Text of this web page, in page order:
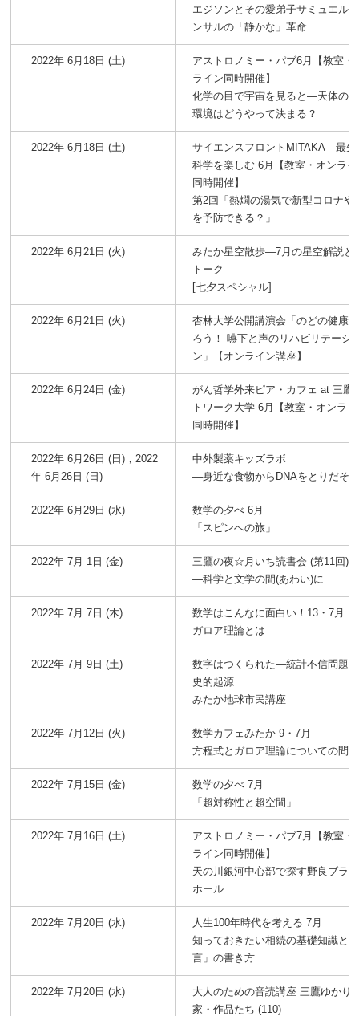
エジソンとその愛弟子サミュエル
ンサルの「静かな」革命
2022年 6月18日 (土)
アストロノミー・パブ6月【教室・
ライン同時開催】
化学の目で宇宙を見ると―天体の
環境はどうやって決まる？
2022年 6月18日 (土)
サイエンスフロントMITAKA―最先
科学を楽しむ 6月【教室・オンラ
同時開催】
第2回「熱燗の湯気で新型コロナや
を予防できる？」
2022年 6月21日 (火)
みたか星空散歩―7月の星空解説と
トーク
[七夕スペシャル]
2022年 6月21日 (火)
杏林大学公開講演会「のどの健康
ろう！ 嚥下と声のリハビリテーシ
ン」【オンライン講座】
2022年 6月24日 (金)
がん哲学外来ピア・カフェ at 三鷹
トワーク大学 6月【教室・オンラ
同時開催】
2022年 6月26日 (日)，2022
年 6月26日 (日)
中外製薬キッズラボ
―身近な食物からDNAをとりだそ
2022年 6月29日 (水)
数学の夕べ 6月
「スピンへの旅」
2022年 7月 1日 (金)
三鷹の夜☆月いち読書会 (第11回)
―科学と文学の間(あわい)に
2022年 7月 7日 (木)
数学はこんなに面白い！13・7月
ガロア理論とは
2022年 7月 9日 (土)
数字はつくられた―統計不信問題
史的起源
みたか地球市民講座
2022年 7月12日 (火)
数学カフェみたか 9・7月
方程式とガロア理論についての問題
2022年 7月15日 (金)
数学の夕べ 7月
「超対称性と超空間」
2022年 7月16日 (土)
アストロノミー・パブ7月【教室・
ライン同時開催】
天の川銀河中心部で探す野良ブラ
ホール
2022年 7月20日 (水)
人生100年時代を考える 7月
知っておきたい相続の基礎知識と
言」の書き方
2022年 7月20日 (水)
大人のための音読講座 三鷹ゆかり
家・作品たち (110)